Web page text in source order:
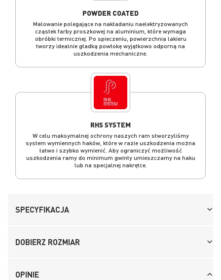
POWDER COATED
Malowanie polegające na nakładaniu naelektryzowanych
cząstek farby proszkowej na aluminium, które wymaga
obróbki termicznej. Po spieczeniu, powierzchnia lakieru
tworzy idealnie gładką powłokę wyjątkowo odporną na
uszkodzenia mechaniczne.
RHS SYSTEM
W celu maksymalnej ochrony naszych ram stworzyliśmy
system wymiennych haków, które w razie uszkodzenia można
łatwo i szybko wymienić. Aby ograniczyć możliwość
uszkodzenia ramy do minimum gwinty umieszczamy na haku
lub na specjalnej nakrętce.
SPECYFIKACJA
DOBIERZ ROZMIAR
OPINIE